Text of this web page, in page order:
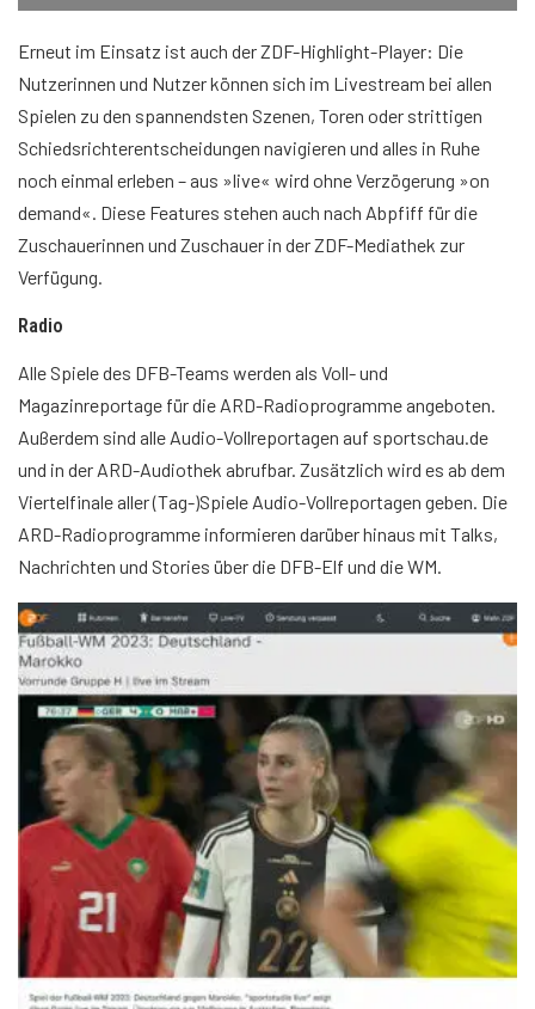
Erneut im Einsatz ist auch der ZDF-Highlight-Player: Die
Nutzerinnen und Nutzer können sich im Livestream bei allen
Spielen zu den spannendsten Szenen, Toren oder strittigen
Schiedsrichterentscheidungen navigieren und alles in Ruhe
noch einmal erleben – aus »live« wird ohne Verzögerung »on
demand«. Diese Features stehen auch nach Abpfiff für die
Zuschauerinnen und Zuschauer in der ZDF-Mediathek zur
Verfügung.
Radio
Alle Spiele des DFB-Teams werden als Voll- und
Magazinreportage für die ARD-Radioprogramme angeboten.
Außerdem sind alle Audio-Vollreportagen auf sportschau.de
und in der ARD-Audiothek abrufbar. Zusätzlich wird es ab dem
Viertelfinale aller (Tag-)Spiele Audio-Vollreportagen geben. Die
ARD-Radioprogramme informieren darüber hinaus mit Talks,
Nachrichten und Stories über die DFB-Elf und die WM.